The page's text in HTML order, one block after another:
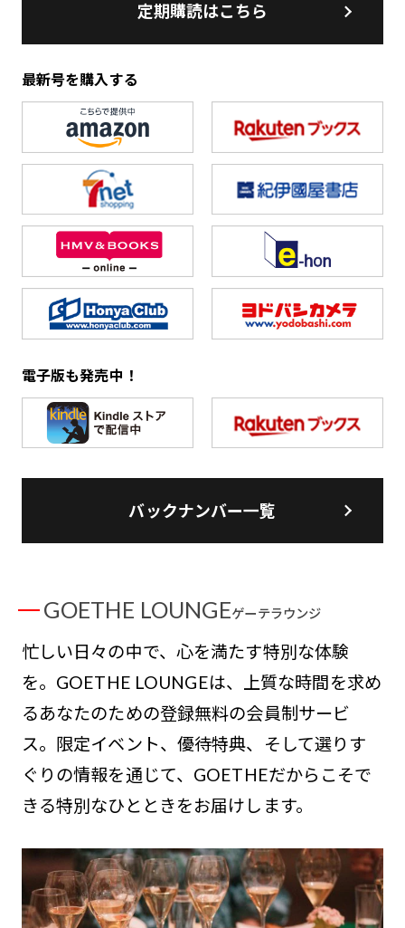
定期購読はこちら
最新号を購入する
電子版も発売中！
バックナンバー一覧
GOETHE LOUNGEゲーテラウンジ
忙しい日々の中で、心を満たす特別な体験
を。GOETHE LOUNGEは、上質な時間を求め
るあなたのための登録無料の会員制サービ
ス。限定イベント、優待特典、そして選りす
ぐりの情報を通じて、GOETHEだからこそで
きる特別なひとときをお届けします。